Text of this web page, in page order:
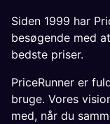
Siden 1999 har
besøgende med
bedste priser.
PriceRunner er
bruge. Vores
med, når du